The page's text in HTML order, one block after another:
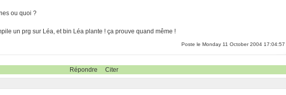
ou quoi ?
un prg sur Léa, et bin Léa plante ! ça prouve quand même !
Poste le Monday 11 October 2004 17:04:57
Répondre Citer